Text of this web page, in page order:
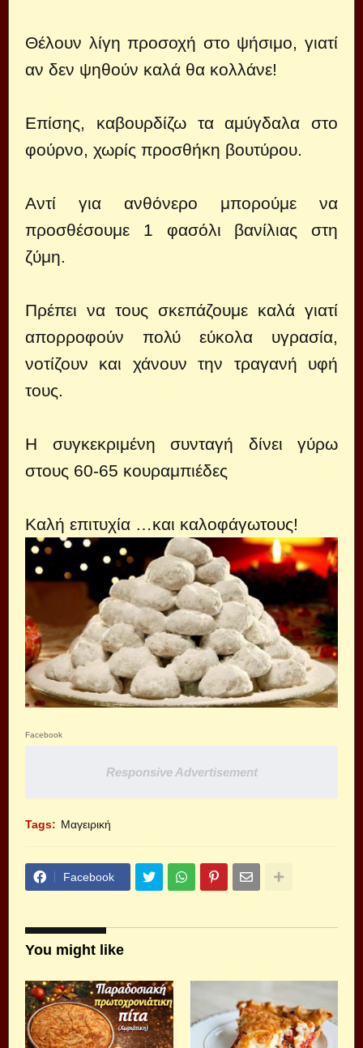
Θέλουν λίγη προσοχή στο ψήσιμο, γιατί
αν δεν ψηθούν καλά θα κολλάνε!
Επίσης, καβουρδίζω τα αμύγδαλα στο
φούρνο, χωρίς προσθήκη βουτύρου.
Αντί για ανθόνερο μπορούμε να
προσθέσουμε 1 φασόλι βανίλιας στη
ζύμη.
Πρέπει να τους σκεπάζουμε καλά γιατί
απορροφούν πολύ εύκολα υγρασία,
νοτίζουν και χάνουν την τραγανή υφή
τους.
Η συγκεκριμένη συνταγή δίνει γύρω
στους 60-65 κουραμπιέδες
Καλή επιτυχία …και καλοφάγωτους!
Facebook
Responsive Advertisement
Tags: Μαγειρική
Facebook
You might like